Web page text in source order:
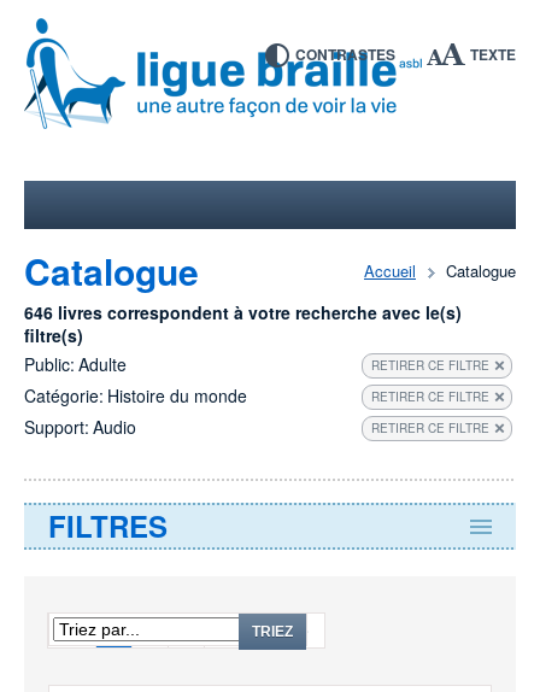
CONTRASTES TEXTE
Accueil Catalogue
Catalogue
646 livres correspondent à votre recherche avec le(s)
filtre(s)
Public: Adulte RETIRER CE FILTRE
Catégorie: Histoire du monde RETIRER CE FILTRE
Support: Audio RETIRER CE FILTRE
FILTRES
1 41
TRIEZ